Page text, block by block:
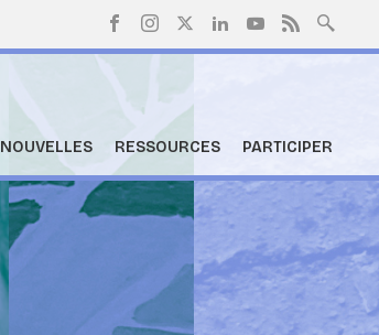
NOUVELLES RESSOURCES PARTICIPER